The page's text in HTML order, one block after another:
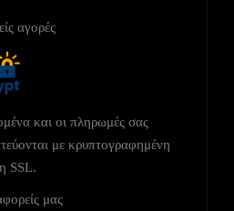
αγορές
και οι πληρωμές σας
με κρυπτογραφημένη
SSL.
μας